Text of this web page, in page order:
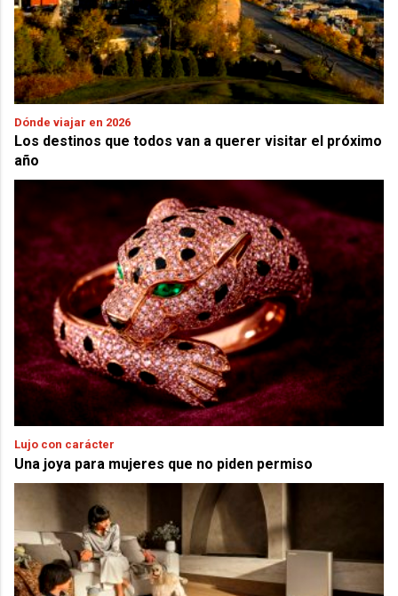
Dónde viajar en 2026
Los destinos que todos van a querer visitar el próximo
año
Lujo con carácter
Una joya para mujeres que no piden permiso